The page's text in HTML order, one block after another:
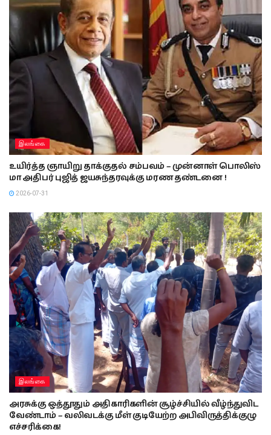
இலங்கை
உயிர்த்த ஞாயிறு தாக்குதல் சம்பவம் – முன்னாள் பொலிஸ்
மா அதிபர் புஜித் ஜயசுந்தரவுக்கு மரண தண்டனை !
2026-07-31
இலங்கை
அரசுக்கு ஒத்தூதும் அதிகாரிகளின் சூழ்ச்சியில் வீழ்ந்துவிட
வேண்டாம் – வலிவடக்கு மீள் குடியேற்ற அபிவிருத்திக்குழு
எச்சரிக்கை!